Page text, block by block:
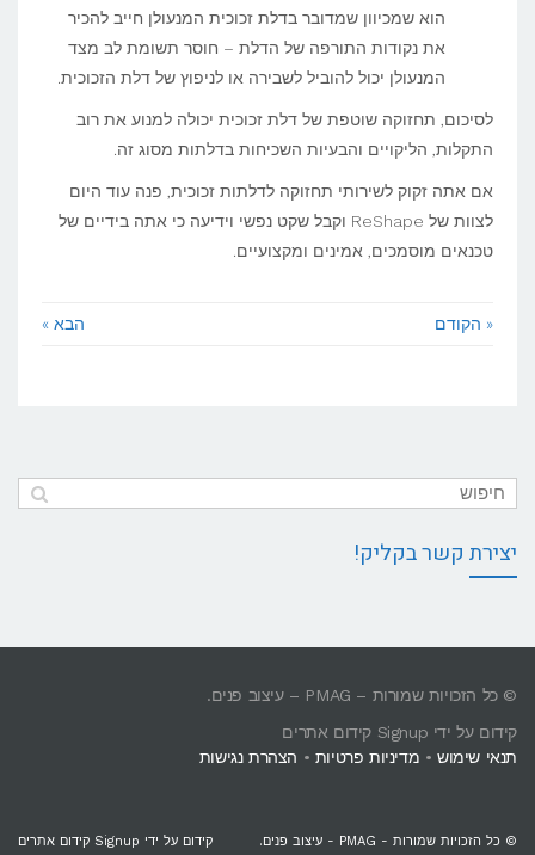
הוא שמכיוון שמדובר בדלת זכוכית המנעולן חייב להכיר
את נקודות התורפה של הדלת – חוסר תשומת לב מצד
המנעולן יכול להוביל לשבירה או לניפוץ של דלת הזכוכית.
לסיכום, תחזוקה שוטפת של דלת זכוכית יכולה למנוע את רוב
התקלות, הליקויים והבעיות השכיחות בדלתות מסוג זה.
אם אתה זקוק לשירותי תחזוקה לדלתות זכוכית, פנה עוד היום
לצוות של ReShape וקבל שקט נפשי וידיעה כי אתה בידיים של
טכנאים מוסמכים, אמינים ומקצועיים.
« הקודם הבא »
יצירת קשר בקליק!
© כל הזכויות שמורות – PMAG – עיצוב פנים.
קידום על ידי Signup קידום אתרים
תנאי שימוש • מדיניות פרטיות • הצהרת נגישות
© כל הזכויות שמורות - PMAG - עיצוב פנים. קידום על ידי Signup קידום אתרים